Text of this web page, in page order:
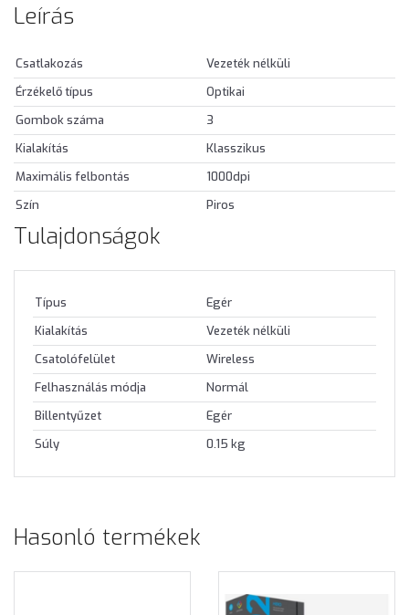
Leírás
Csatlakozás
Vezeték nélküli
Érzékelő típus
Optikai
Gombok száma
3
Kialakítás
Klasszikus
Maximális felbontás
1000dpi
Szín
Piros
Tulajdonságok
Típus
Egér
Kialakítás
Vezeték nélküli
Csatolófelület
Wireless
Felhasználás módja
Normál
Billentyűzet
Egér
Súly
0.15 kg
Hasonló termékek